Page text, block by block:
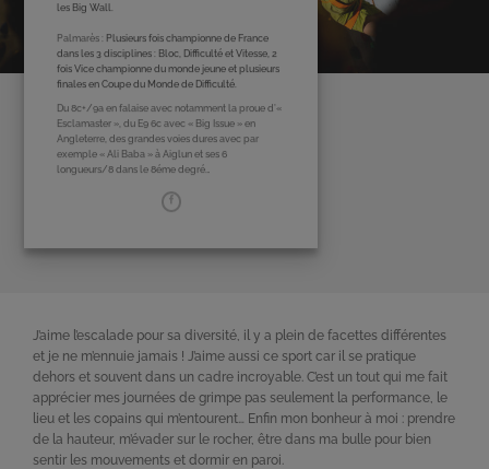
les Big Wall.
Palmarès : Plusieurs fois championne de France
dans les 3 disciplines : Bloc, Difficulté et Vitesse, 2
fois Vice championne du monde jeune et plusieurs
finales en Coupe du Monde de Difficulté.
Du 8c+/9a en falaise avec notamment la proue d’«
Esclamaster », du E9 6c avec « Big Issue » en
Angleterre, des grandes voies dures avec par
exemple « Ali Baba » à Aiglun et ses 6
longueurs/8 dans le 8éme degré…
J’aime l’escalade pour sa diversité, il y a plein de facettes différentes
et je ne m’ennuie jamais ! J’aime aussi ce sport car il se pratique
dehors et souvent dans un cadre incroyable. C’est un tout qui me fait
apprécier mes journées de grimpe pas seulement la performance, le
lieu et les copains qui m’entourent… Enfin mon bonheur à moi : prendre
de la hauteur, m’évader sur le rocher, être dans ma bulle pour bien
sentir les mouvements et dormir en paroi.